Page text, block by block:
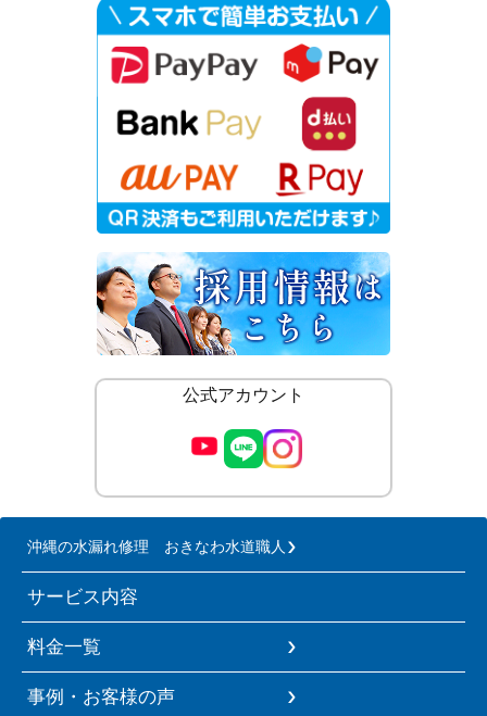
公式アカウント
沖縄の水漏れ修理 おきなわ水道職人
サービス内容
料金一覧
事例・お客様の声